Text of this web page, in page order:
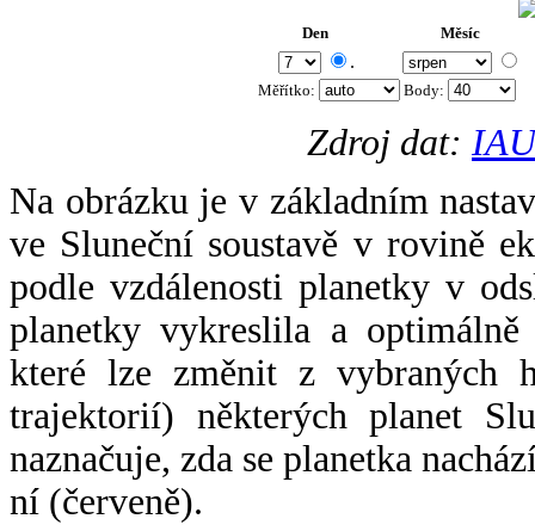
Den Měsíc
.
Měřítko: Body:
Zdroj dat:
Na obrázku je v základním
ve Sluneční soustavě v rovině
podle vzdálenosti planetky v
planetky vykreslila a
které lze změnit z vybraných
trajektorií) některých planet
naznačuje, zda se planetka
ní (červeně).